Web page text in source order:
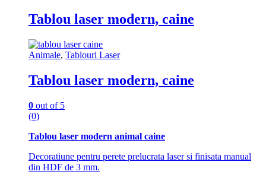
Tablou laser modern, caine
Animale, Tablouri Laser
Tablou laser modern, caine
0 out of 5
(0)
Tablou laser modern animal caine
Decoratiune pentru perete prelucrata laser si finisata manual
din HDF de 3 mm.